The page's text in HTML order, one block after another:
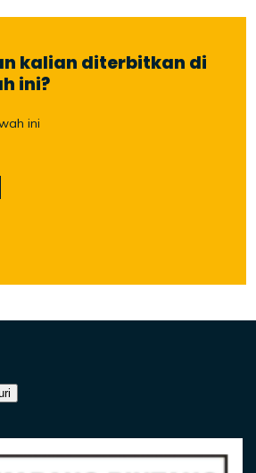
kalian diterbitkan di
ini?
ini